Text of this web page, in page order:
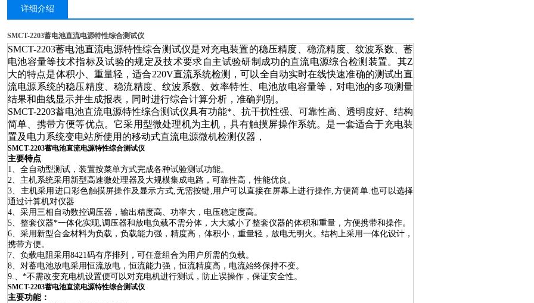
详细介绍
SMCT-2203蓄电池直流电源特性综合测试仪
SMCT-2203蓄电池直流电源特性综合测试仪是对充电装置的稳压精度、稳流精度、纹波系数、蓄
电池容量等技术指标及试验的规定及技术要求自主试验研制成功的直流电源综合检测装置。 其Z
大的特点是体积小、重量轻，适合220V直流系统检测，可以全自动实时在线快速准确的测试出直
流电源系统的稳压精度、稳流精度、纹波系数、效率特性、电池放电容量等，对电池的多项测量
结果和曲线显示并生成报表， 同时进行综合计算分析，准确判别。
SMCT-2203蓄电池直流电源特性综合测试仪具有功能*、抗干扰性强、可靠性高、透明度好、结构
简单、携带方便等优点。它采用型微处理机为主机， 具有触摸屏操作系统。是一套适合于充电装
置及 电力系统变电站所使用的移动式直流电源微机检测仪器 ，
SMCT-2203蓄电池直流电源特性综合测试仪
主要特点
1、全自动型测试，装置按菜单方式完成各种试验测试功能。
2、主机系统采用新型高速微处理器及大规模集成电路，可靠性高，性能优良。
3、 主机采用进口彩色触摸屏操作及显示方式,无需按键,用户可以直接在屏幕上进行操作,方便简单.也可以选择
通过计算机对仪器
4、采用三相自动数控调压器，输出精度高、功率大，电压稳定度高。
5、 整套仪器*一体化实现,调压器和放电负载不需分体，大大减小了整套仪器的体积和重量，方便携带和操作。
6、采用新型合金材料为负载，负载能力强，精度高，体积小，重量轻，放电无明火。结构上采用一体化设计，
携带方便。
7、负载电阻采用8421码有序排列，可任意组合为用户所需的负载。
8、 对蓄电池放电采用恒流放电 ，恒流能力强，恒流精度高， 电流始终保持不变。
9.、 *不需改变充电机设置便可以对充电机进行测试，防止误操作，保证安全性。
SMCT-2203蓄电池直流电源特性综合测试仪
主要功能：